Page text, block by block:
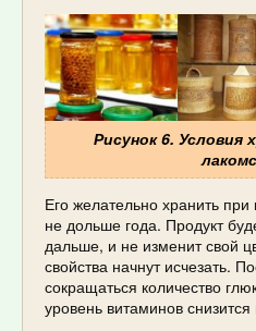
Рисунок 6. Условия
Его желательно хранить
не дольше года. Продукт
дальше, и не изменит свой
свойства начнут исчезать.
сокращаться количество
уровень витаминов